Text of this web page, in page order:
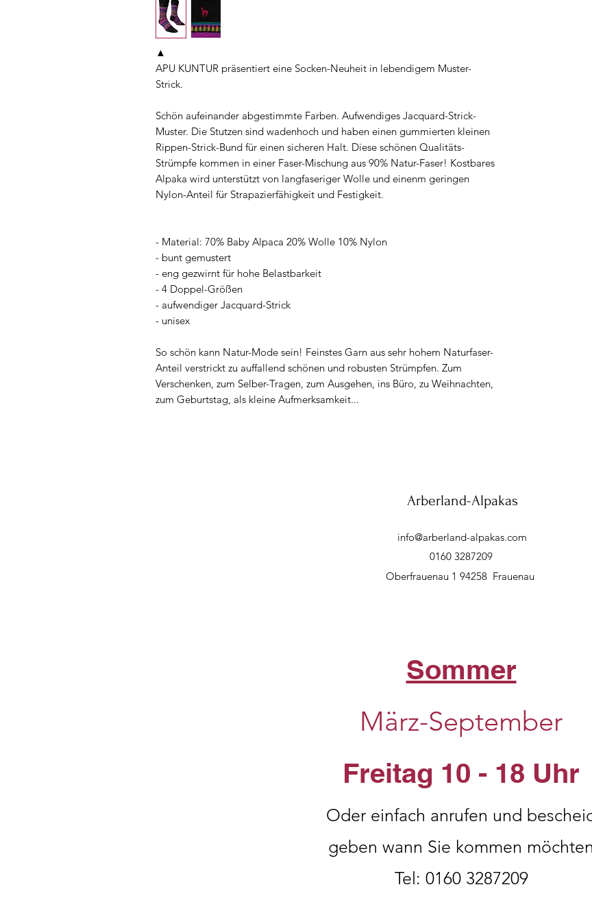
▲
APU KUNTUR präsentiert eine Socken-Neuheit in lebendigem Muster-
Strick.
Schön aufeinander abgestimmte Farben. Aufwendiges Jacquard-Strick-
Muster. Die Stutzen sind wadenhoch und haben einen gummierten kleinen
Rippen-Strick-Bund für einen sicheren Halt. Diese schönen Qualitäts-
Strümpfe kommen in einer Faser-Mischung aus 90% Natur-Faser! Kostbares
Alpaka wird unterstützt von langfaseriger Wolle und einenm geringen
Nylon-Anteil für Strapazierfähigkeit und Festigkeit.
- Material: 70% Baby Alpaca 20% Wolle 10% Nylon
- bunt gemustert
- eng gezwirnt für hohe Belastbarkeit
- 4 Doppel-Größen
- aufwendiger Jacquard-Strick
- unisex
So schön kann Natur-Mode sein! Feinstes Garn aus sehr hohem Naturfaser-
Anteil verstrickt zu auffallend schönen und robusten Strümpfen. Zum
Verschenken, zum Selber-Tragen, zum Ausgehen, ins Büro, zu Weihnachten,
zum Geburtstag, als kleine Aufmerksamkeit...
Arberland-Alpakas
info@arberland-alpakas.com
0160 3287209
Oberfrauenau 1 94258 Frauenau
Sommer
März-September
Freitag 10 - 18 Uhr
Oder einfach anrufen und
geben wann Sie kommen möchten
Tel: 0160 3287209